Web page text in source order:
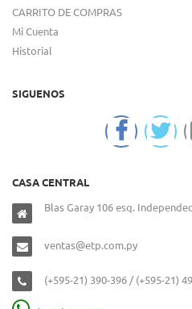
CARRITO DE COMPRAS
Mi Cuenta
Historial
SIGUENOS
CASA CENTRAL
Blas Garay 106 esq.
ventas@etp.com.py
(+595-21) 390-396 / (+595-21)